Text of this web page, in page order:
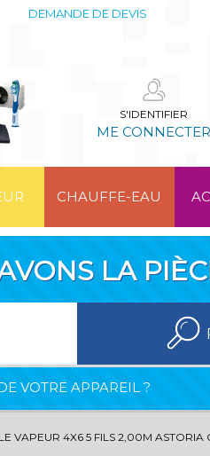
DEMANDE DE DEVIS
S'IDENTIFIER
ME CONNECTER
CHAUFFE-EAU
LA
VOTRE APPAREIL ?
VAPEUR 4X6 5 FILS 2,00M ASTORIA